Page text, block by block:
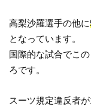
高梨沙羅選手の他に
となっています。
国際的な試合でこ
ろです。
スーツ規定違反者